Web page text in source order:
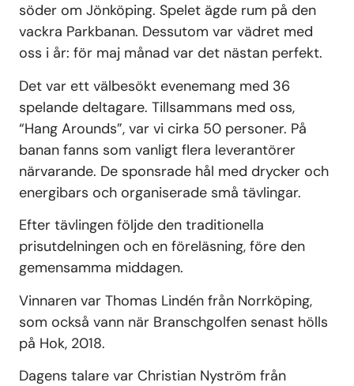
söder om Jönköping. Spelet ägde rum på den
vackra Parkbanan. Dessutom var vädret med
oss i år: för maj månad var det nästan perfekt.
Det var ett välbesökt evenemang med 36
spelande deltagare. Tillsammans med oss,
“Hang Arounds”, var vi cirka 50 personer. På
banan fanns som vanligt flera leverantörer
närvarande. De sponsrade hål med drycker och
energibars och organiserade små tävlingar.
Efter tävlingen följde den traditionella
prisutdelningen och en föreläsning, före den
gemensamma middagen.
Vinnaren var Thomas Lindén från Norrköping,
som också vann när Branschgolfen senast hölls
på Hok, 2018.
Dagens talare var Christian Nyström från